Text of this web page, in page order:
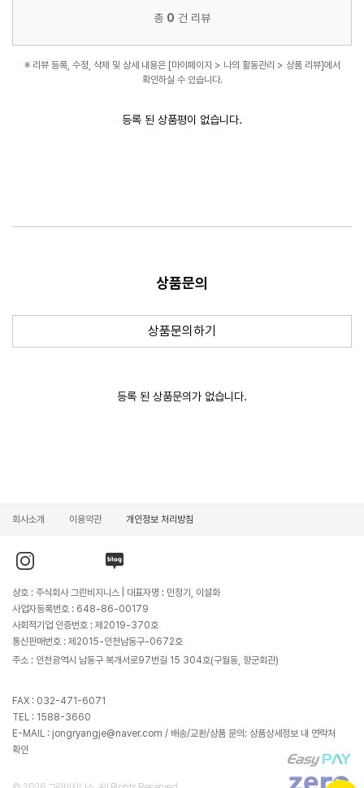
총 0 건 리뷰
※ 리뷰 등록, 수정, 삭제 및 상세 내용은 [마이페이지 > 나의 활동관리 > 상품 리뷰]에서
확인하실 수 있습니다.
등록 된 상품평이 없습니다.
상품문의
상품문의하기
등록 된 상품문의가 없습니다.
회사소개 이용약관 개인정보 처리방침
인
스
그
램
바
로
가
바
로
가
기
블
로
바
로
가
기
상호 : 주식회사 그린비지니스 | 대표자명 : 민정기, 이설화
사업자등록번호 : 648-86-00179
사회적기업 인증번호 : 제2019-370호
통신판매번호 : 제2015-인천남동구-0672호
주소 : 인천광역시 남동구 복개서로97번길 15 304호(구월동, 향군회관)
FAX : 032-471-6071
TEL : 1588-3660
E-MAIL : jongryangje@naver.com / 배송/교환/상품 문의: 상품상세정보 내 연락처
확인